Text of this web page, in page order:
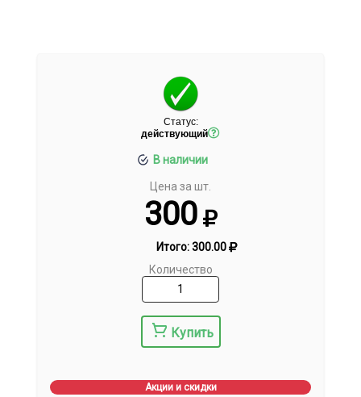
Статус:
действующий
В наличии
Цена за шт.
300
Итого:300.00
Количество
Купить
Акции и скидки